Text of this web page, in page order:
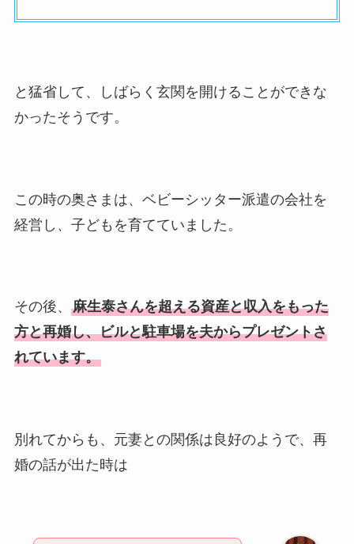
と猛省して、しばらく玄関を開けることができな
かったそうです。
この時の奥さまは、ベビーシッター派遣の会社を
経営し、子どもを育てていました。
その後、 麻生泰さんを超える資産と収入をもった
方と再婚し、ビルと駐車場を夫からプレゼントさ
れています。
別れてからも、元妻との関係は良好のようで、再
婚の話が出た時は